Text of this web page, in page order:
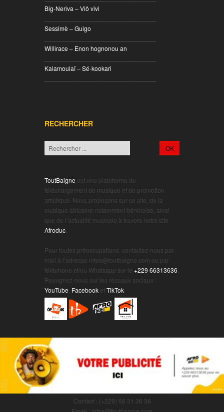
Big-Neriva – Viô vivi
Sessimè – Guigo
Willirace – Enon hognonou an
Kalamoulaï – Sé-kookari
RECHERCHER
ToutBaigne est une plateforme de
téléchargement de musique et de promotion
artistique. Nous proposons sur ce site, de la
musique africaine notamment béninoise, ainsi
que de l’actualité musicale à travers notre site
Afroduc
Pour toutes préoccupations, contactez-nous par
mail à l’adresse infos@toutbaigne.com ou par
téléphone et/ou Whatsapp sur le +229 66313636
Rejoignez-nous sur les réseaux sociaux :
YouTube Facebook etTikTok
Contact : (+229) 66 31 36 36